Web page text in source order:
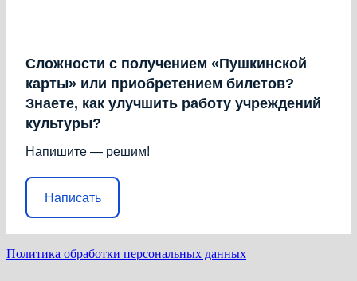
Сложности с получением «Пушкинской
карты» или приобретением билетов?
Знаете, как улучшить работу учреждений
культуры?
Напишите — решим!
Написать
Политика обработки персональных данных